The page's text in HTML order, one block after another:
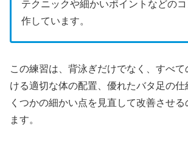
テクニックや細かいポイントなどの
作しています。
この練習は、背泳ぎだけでなく、すべ
ける適切な体の配置、優れたバタ足の
くつかの細かい点を見直して改善させ
ます。